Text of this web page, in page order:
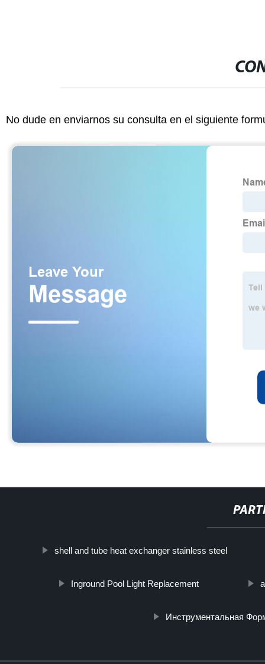
No dude en enviarnos su consulta en el siguiente
shell and tube heat exchanger stainless steel
Inground Pool Light Replacement
Инструментальная